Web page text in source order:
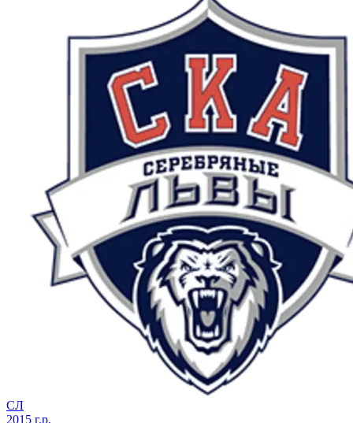
СЛ
2015 г.р.